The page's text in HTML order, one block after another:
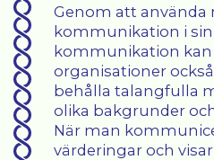
Genom att använda
kommunikation i sin
kommunikation kan
organisationer
behålla talangfulla
olika bakgrunder
När man
värderingar och